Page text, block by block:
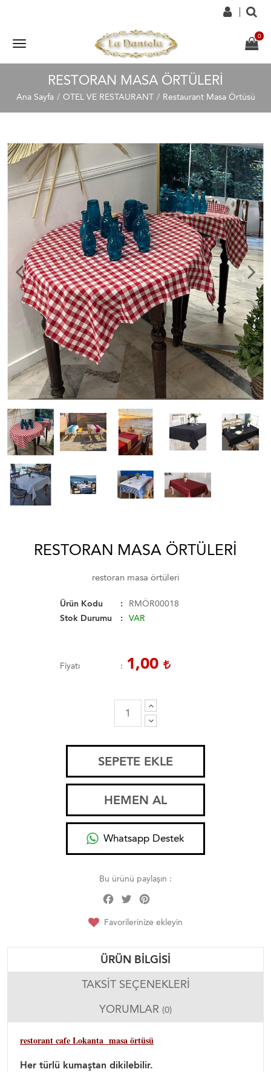
RESTORAN MASA ÖRTÜLERI
Ana Sayfa OTEL VE RESTAURANT Restaurant Masa Örtüsü
RESTORAN MASA ÖRTÜLERI
restoran masa örtüleri
Ürün Kodu
RMÖR00018
Stok Durumu
VAR
Fiyatı 1,00
SEPETE EKLE
HEMEN AL
Whatsapp Destek
Bu ürünü paylaşın :
Facebook
Twitter
Favorilerinize ekleyin
ÜRÜN BILGISI
TAKSIT SEÇENEKLERI
YORUMLAR (0)
restorant cafe Lokanta masa örtüsü
Her türlü kumaştan dikilebilir.